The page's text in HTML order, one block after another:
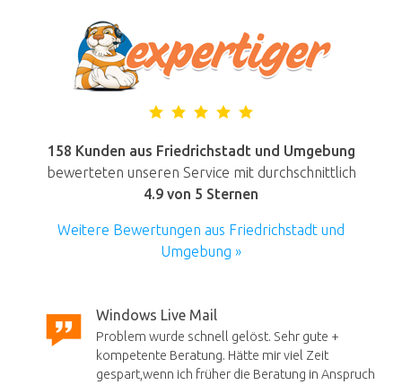
158 Kunden aus Friedrichstadt und Umgebung
bewerteten unseren Service mit durchschnittlich
4.9 von 5 Sternen
Weitere Bewertungen aus Friedrichstadt und
Umgebung »
Windows Live Mail
Problem wurde schnell gelöst. Sehr gute +
kompetente Beratung. Hätte mir viel Zeit
gespart,wenn ich früher die Beratung in Anspruch